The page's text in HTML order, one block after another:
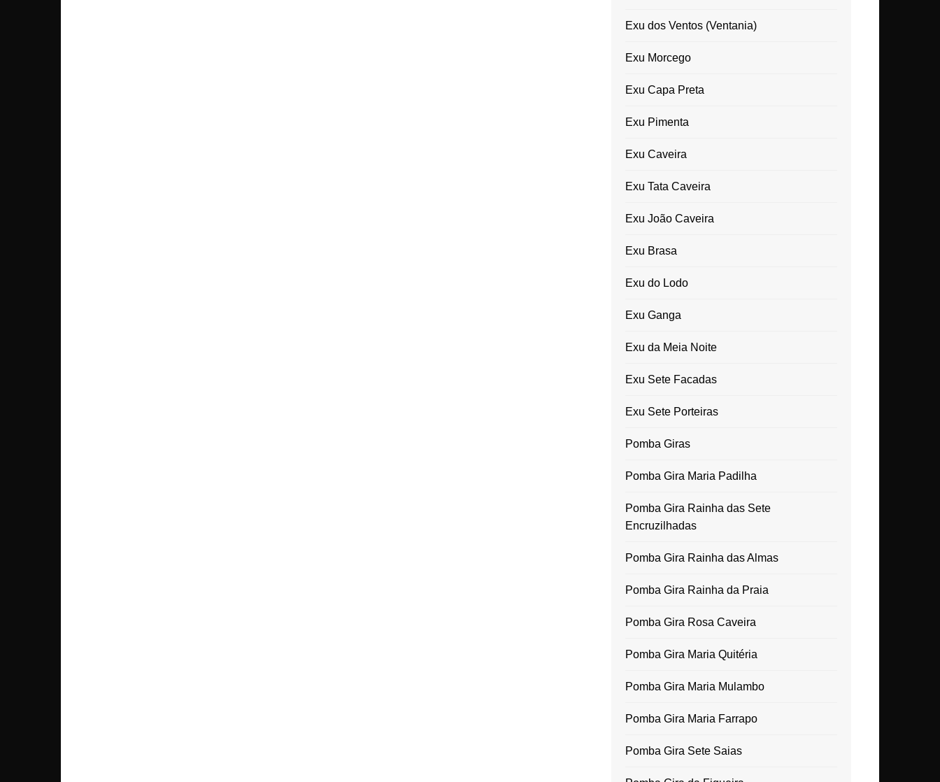
Exu dos Ventos (Ventania)
Exu Morcego
Exu Capa Preta
Exu Pimenta
Exu Caveira
Exu Tata Caveira
Exu João Caveira
Exu Brasa
Exu do Lodo
Exu Ganga
Exu da Meia Noite
Exu Sete Facadas
Exu Sete Porteiras
Pomba Giras
Pomba Gira Maria Padilha
Pomba Gira Rainha das Sete
Encruzilhadas
Pomba Gira Rainha das Almas
Pomba Gira Rainha da Praia
Pomba Gira Rosa Caveira
Pomba Gira Maria Quitéria
Pomba Gira Maria Mulambo
Pomba Gira Maria Farrapo
Pomba Gira Sete Saias